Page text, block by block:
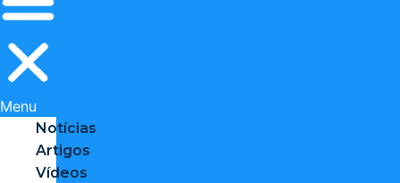
Menu
Notícias
Artigos
Vídeos